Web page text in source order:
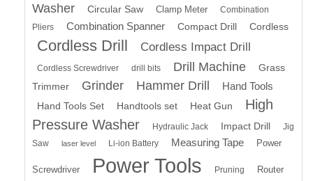
Washer
Circular Saw Clamp Meter
Combination
Pliers
Combination Spanner Compact Drill Cordless
Cordless Drill Cordless Impact Drill
Cordless Screwdriver drill bits Drill Machine
Grass
Trimmer
Grinder Hammer Drill Hand Tools
Hand Tools Set Handtools set Heat Gun
High
Pressure Washer
Hydraulic Jack Impact Drill
Jig
Saw
laser level Li-ion Battery Measuring Tape Power
Screwdriver Power Tools Pruning Router